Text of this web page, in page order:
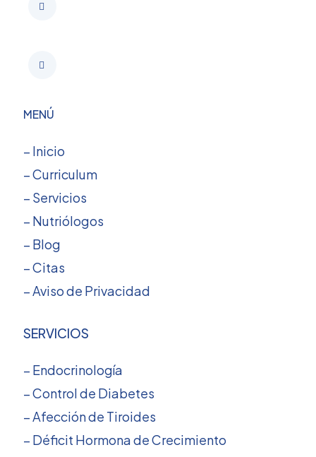
MENÚ
– Inicio
– Curriculum
– Servicios
– Nutriólogos
– Blog
– Citas
– Aviso de Privacidad
SERVICIOS
– Endocrinología
– Control de Diabetes
– Afección de Tiroides
– Déficit Hormona de Crecimiento